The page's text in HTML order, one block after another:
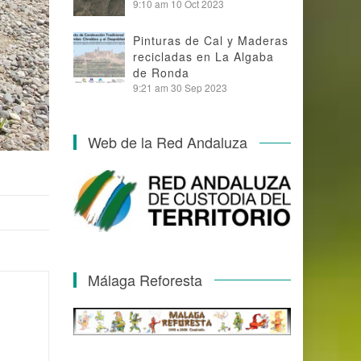
9:10 am 10 Oct 2023
Pinturas de Cal y Maderas
recicladas en La Algaba
de Ronda
9:21 am 30 Sep 2023
Web de la Red Andaluza
Málaga Reforesta